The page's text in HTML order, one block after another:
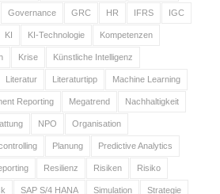
Governance GRC HR IFRS IGC
KI KI-Technologie Kompetenzen
Krise Künstliche Intelligenz
Literatur Literaturtipp Machine Learning
Reporting Megatrend Nachhaltigkeit
NPO Organisation
Planung Predictive Analytics
Resilienz Risiken Risiko
SAP S/4 HANA Simulation Strategie